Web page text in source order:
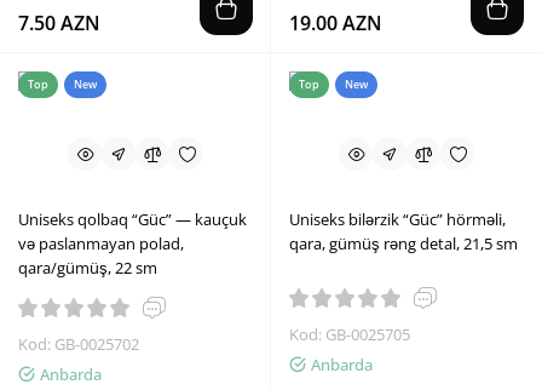
7.50 AZN 19.00 AZN
Top New
Uniseks qolbaq “Güc” — kauçuk
və paslanmayan polad,
qara/gümüş, 22 sm
Kod: GB-0025702
Anbarda
Top New
Uniseks bilərzik “Güc” hörməli,
qara, gümüş rəng detal, 21,5 sm
Kod: GB-0025705
Anbarda